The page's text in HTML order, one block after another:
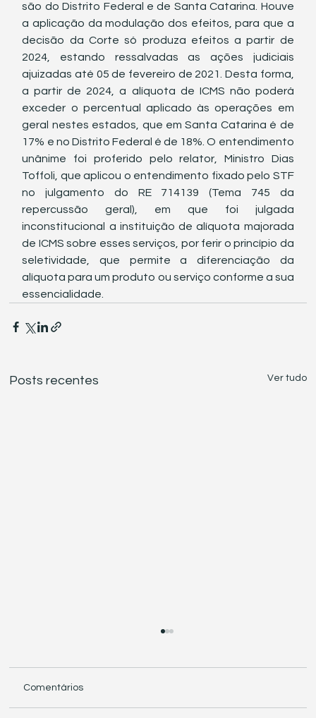
são do Distrito Federal e de Santa Catarina. Houve
a aplicação da modulação dos efeitos, para que a
decisão da Corte só produza efeitos a partir de
2024, estando ressalvadas as ações judiciais
ajuizadas até 05 de fevereiro de 2021. Desta forma,
a partir de 2024, a alíquota de ICMS não poderá
exceder o percentual aplicado às operações em
geral nestes estados, que em Santa Catarina é de
17% e no Distrito Federal é de 18%. O entendimento
unânime foi proferido pelo relator, Ministro Dias
Toffoli, que aplicou o entendimento fixado pelo STF
no julgamento do RE 714139 (Tema 745 da
repercussão geral), em que foi julgada
inconstitucional a instituição de alíquota majorada
de ICMS sobre esses serviços, por ferir o princípio da
seletividade, que permite a diferenciação da
alíquota para um produto ou serviço conforme a sua
essencialidade.
Posts recentes Ver tudo
Comentários